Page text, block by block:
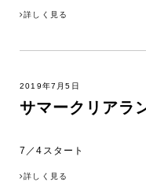
詳しく見る
2019年7月5日
サマークリアラ
7／4スタート
詳しく見る